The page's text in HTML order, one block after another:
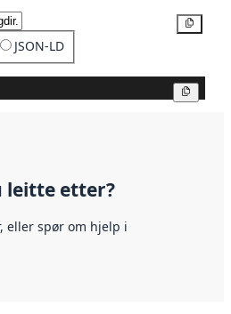
JSON-LD
leitte etter?
eller spør om hjelp i